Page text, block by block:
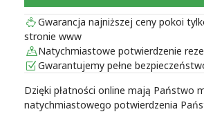
Gwarancja najniższej ceny pokoi
stronie www
Natychmiastowe potwierdzenie
Gwarantujemy pełne
Dzięki płatności online mają Państwo
natychmiastowego potwierdzenia